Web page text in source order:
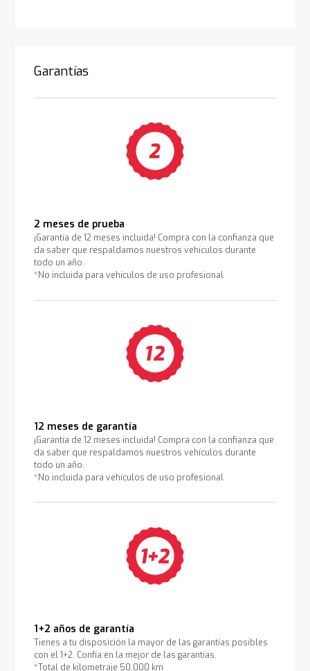
Garantías
2 meses de prueba
¡Garantía de 12 meses incluida! Compra con la confianza que
da saber que respaldamos nuestros vehículos durante
todo un año.
*No incluida para vehículos de uso profesional
12 meses de garantía
¡Garantía de 12 meses incluida! Compra con la confianza que
da saber que respaldamos nuestros vehículos durante
todo un año.
*No incluida para vehículos de uso profesional
1+2 años de garantía
Tienes a tu disposición la mayor de las garantías posibles
con el 1+2. Confía en la mejor de las garantías.
*Total de kilometraje 50.000 km